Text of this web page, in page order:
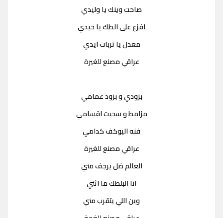
صاحت وينك يا وليدي
افزع على الطك يا حيدي
معدل يا تربات ايدي
عراقي مصنع للغيرة
بزودي و بزود عمامي
مزامط و سحبت اقسامي
فنه اليوكف كدامي
عراقي مصنع للغيرة
العالم ضل يرجف مني
انا البلطك ما اثني
وين اللي يتقرب مني